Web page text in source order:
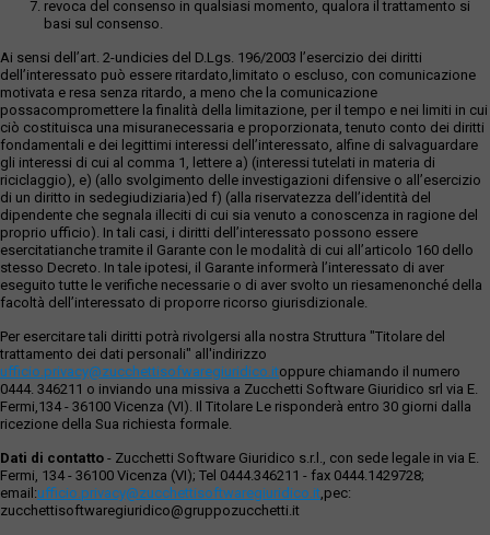
revoca del consenso in qualsiasi momento, qualora il trattamento si
basi sul consenso.
Ai sensi dell’art. 2-undicies del D.Lgs. 196/2003 l’esercizio dei diritti
dell’interessato può essere ritardato,limitato o escluso, con comunicazione
motivata e resa senza ritardo, a meno che la comunicazione
possacompromettere la finalità della limitazione, per il tempo e nei limiti in cui
ciò costituisca una misuranecessaria e proporzionata, tenuto conto dei diritti
fondamentali e dei legittimi interessi dell’interessato, alfine di salvaguardare
gli interessi di cui al comma 1, lettere a) (interessi tutelati in materia di
riciclaggio), e) (allo svolgimento delle investigazioni difensive o all’esercizio
di un diritto in sedegiudiziaria)ed f) (alla riservatezza dell’identità del
dipendente che segnala illeciti di cui sia venuto a conoscenza in ragione del
proprio ufficio). In tali casi, i diritti dell’interessato possono essere
esercitatianche tramite il Garante con le modalità di cui all’articolo 160 dello
stesso Decreto. In tale ipotesi, il Garante informerà l’interessato di aver
eseguito tutte le verifiche necessarie o di aver svolto un riesamenonché della
facoltà dell’interessato di proporre ricorso giurisdizionale.
Per esercitare tali diritti potrà rivolgersi alla nostra Struttura "Titolare del
trattamento dei dati personali" all'indirizzo
ufficio.privacy@zucchettisofwaregiuridico.itoppure chiamando il numero
0444. 346211 o inviando una missiva a Zucchetti Software Giuridico srl via E.
Fermi,134 - 36100 Vicenza (VI). Il Titolare Le risponderà entro 30 giorni dalla
ricezione della Sua richiesta formale.
Dati di contatto - Zucchetti Software Giuridico s.r.l., con sede legale in via E.
Fermi, 134 - 36100 Vicenza (VI); Tel 0444.346211 - fax 0444.1429728;
email:ufficio.privacy@zucchettisoftwaregiuridico.it,pec:
zucchettisoftwaregiuridico@gruppozucchetti.it